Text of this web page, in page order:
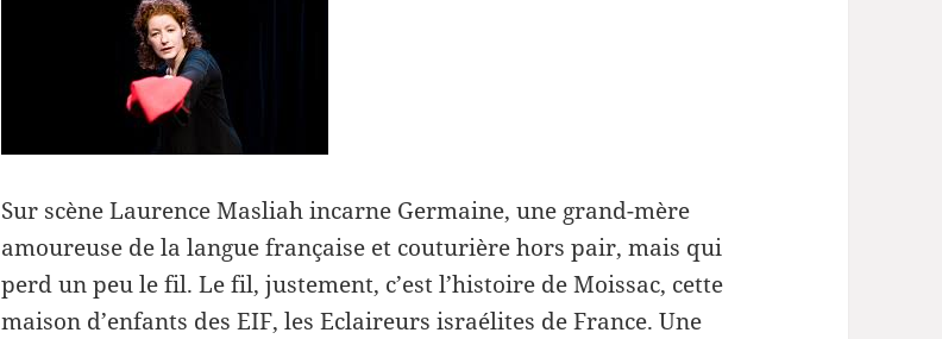
Sur scène Laurence Masliah incarne Germaine, une grand-mère
amoureuse de la langue française et couturière hors pair, mais qui
perd un peu le fil. Le fil, justement, c’est l’histoire de Moissac, cette
maison d’enfants des EIF, les Eclaireurs israélites de France. Une